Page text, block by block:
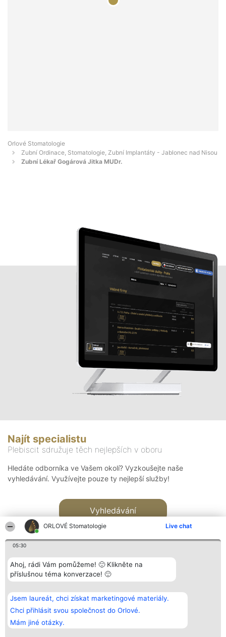
ORLOVÉ Stomatologie Live chat
05:30
Ahoj, rádi Vám pomůžeme! 🙂 Klikněte na
příslušnou téma konverzace! 🙂
Jsem laureát, chci získat marketingové materiály.
Chci přihlásit svou společnost do Orlové.
Mám jiné otázky.
Orlové Stomatologie
Zubní Ordinace, Stomatologie, Zubní Implantáty - Jablonec nad Nisou
Zubní Lékař Gogárová Jitka MUDr.
Najít specialistu
Plebiscit sdružuje těch nejlepších v oboru
Hledáte odborníka ve Vašem okolí? Vyzkoušejte naše
vyhledávání. Využívejte pouze ty nejlepší služby!
Vyhledávání
Bright Side Solutions sp. z o.
o. sp. k.
ul. Ruska 22
Wrocław 50-079
KRS 0000749100 | Regon
381313360 | NIP 8943132676
Vítězové
Seznam všech
laureátů
Zásady
Zásady
Kontakt